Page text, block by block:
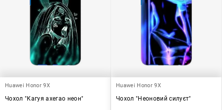
Huawei Honor 9X
Чохол "Кагуя ахегао неон"
Huawei Honor 9X
Чохол "Неоновий силуєт"